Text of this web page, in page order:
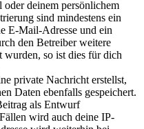
deinem persönlichem
sind mindestens ein
E-Mail-Adresse und ein
den Betreiber weitere
wurden, so ist dies für dich
private Nachricht erstellst,
Daten ebenfalls gespeichert.
als Entwurf
wird auch deine IP-